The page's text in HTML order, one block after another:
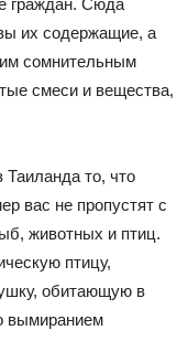
их содержащие, а
сомнительным
смеси и вещества,
Таиланда то, что
вас не пропустят с
животных и птиц.
птицу,
обитающую в
вымиранием